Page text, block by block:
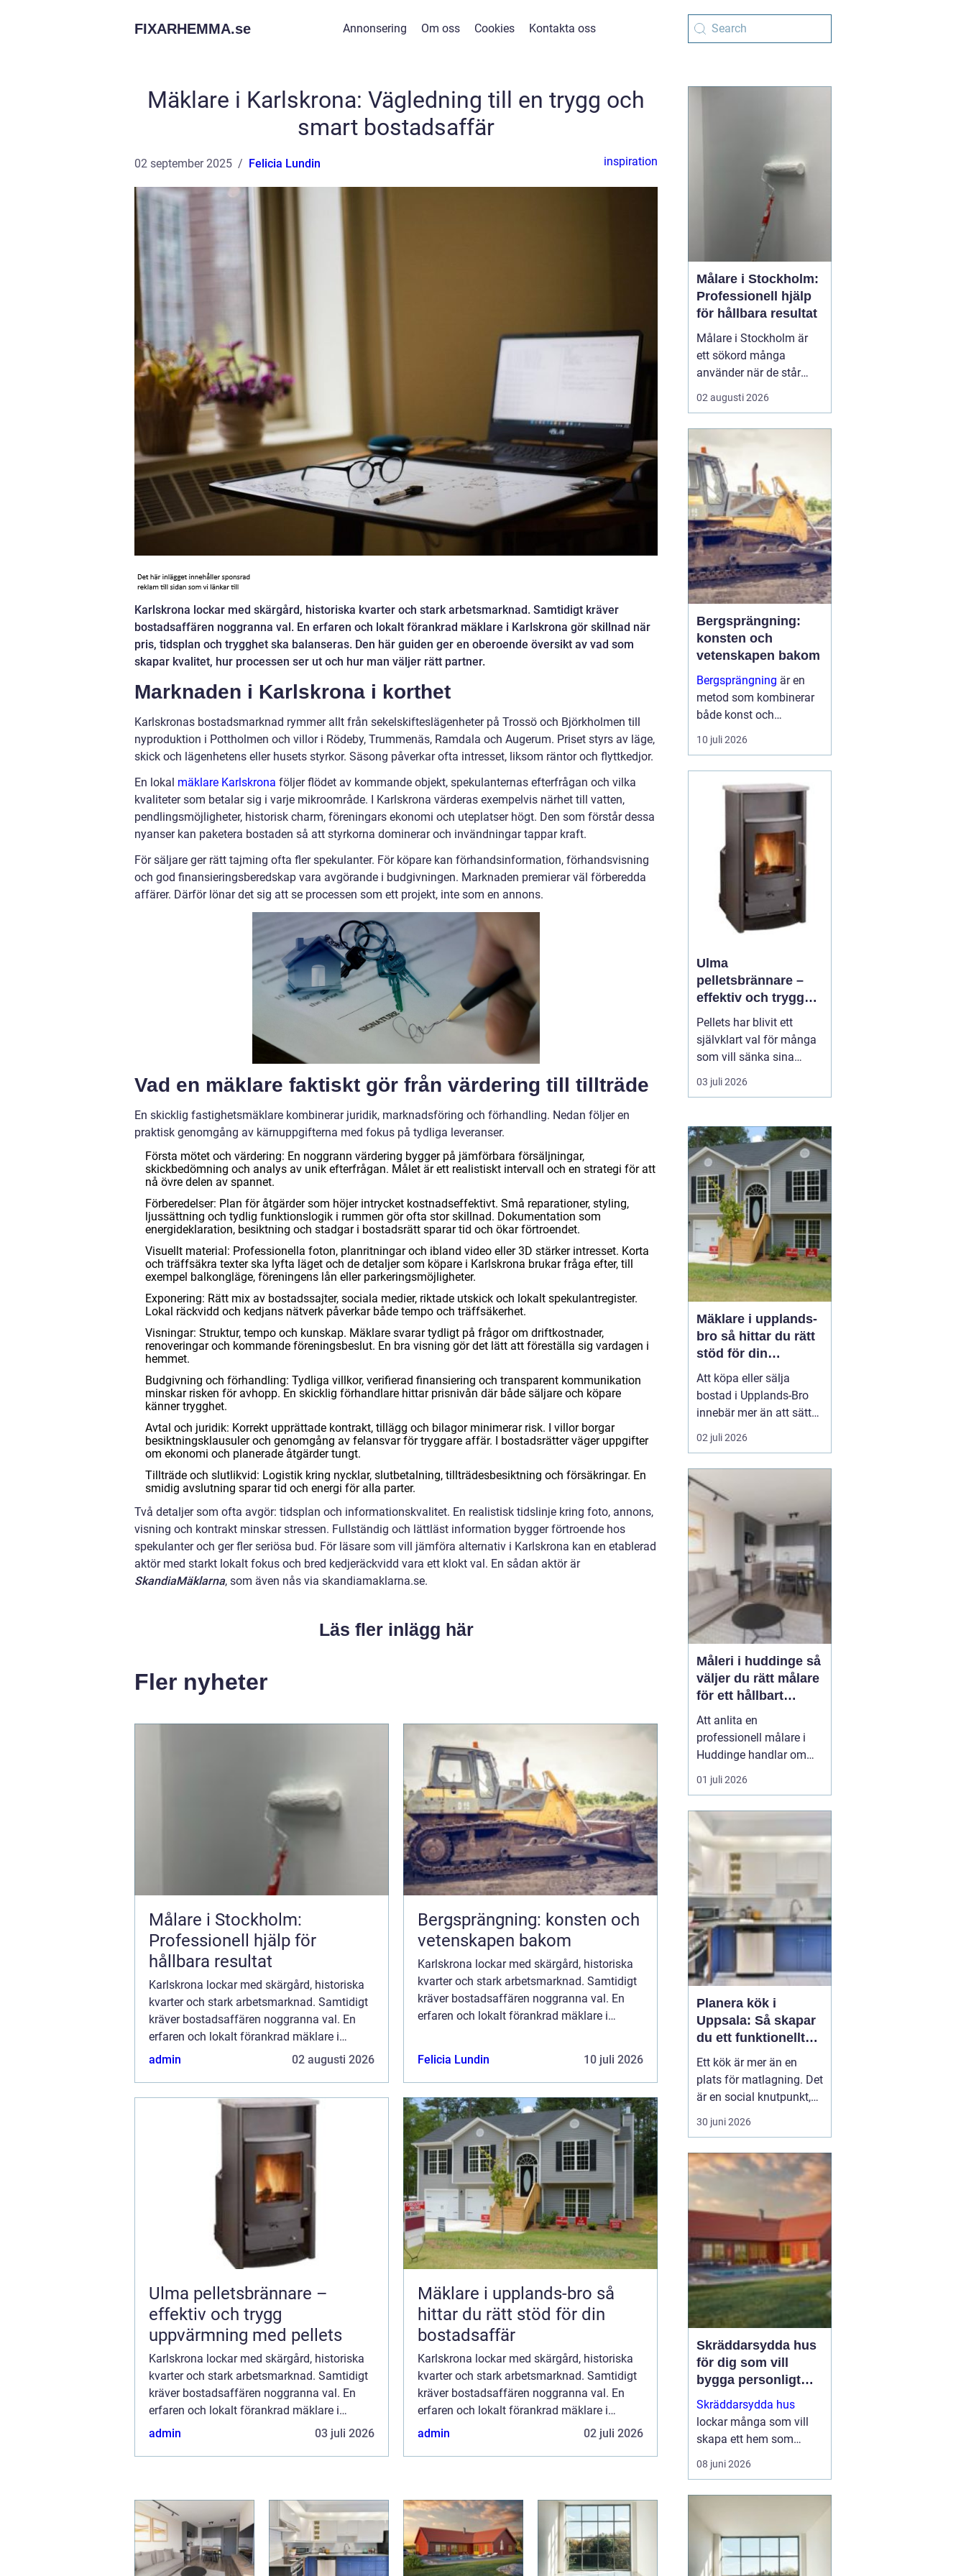
FIXARHEMMA.se Annonsering Om oss Cookies Kontakta oss
Mäklare i Karlskrona: Vägledning till en trygg och
smart bostadsaffär
02 september 2025 Felicia Lundin inspiration
Karlskrona lockar med skärgård, historiska kvarter och stark arbetsmarknad. Samtidigt kräver
bostadsaffären noggranna val. En erfaren och lokalt förankrad mäklare i Karlskrona gör skillnad när
pris, tidsplan och trygghet ska balanseras. Den här guiden ger en oberoende översikt av vad som
skapar kvalitet, hur processen ser ut och hur man väljer rätt partner.
Marknaden i Karlskrona i korthet
Karlskronas bostadsmarknad rymmer allt från sekelskifteslägenheter på Trossö och Björkholmen till
nyproduktion i Pottholmen och villor i Rödeby, Trummenäs, Ramdala och Augerum. Priset styrs av läge,
skick och lägenhetens eller husets styrkor. Säsong påverkar ofta intresset, liksom räntor och flyttkedjor.
En lokal mäklare Karlskrona följer flödet av kommande objekt, spekulanternas efterfrågan och vilka
kvaliteter som betalar sig i varje mikroområde. I Karlskrona värderas exempelvis närhet till vatten,
pendlingsmöjligheter, historisk charm, föreningars ekonomi och uteplatser högt. Den som förstår dessa
nyanser kan paketera bostaden så att styrkorna dominerar och invändningar tappar kraft.
För säljare ger rätt tajming ofta fler spekulanter. För köpare kan förhandsinformation, förhandsvisning
och god finansieringsberedskap vara avgörande i budgivningen. Marknaden premierar väl förberedda
affärer. Därför lönar det sig att se processen som ett projekt, inte som en annons.
Vad en mäklare faktiskt gör från värdering till tillträde
En skicklig fastighetsmäklare kombinerar juridik, marknadsföring och förhandling. Nedan följer en
praktisk genomgång av kärnuppgifterna med fokus på tydliga leveranser.
Första mötet och värdering: En noggrann värdering bygger på jämförbara försäljningar,
skickbedömning och analys av unik efterfrågan. Målet är ett realistiskt intervall och en strategi för att
nå övre delen av spannet.
Förberedelser: Plan för åtgärder som höjer intrycket kostnadseffektivt. Små reparationer, styling,
ljussättning och tydlig funktionslogik i rummen gör ofta stor skillnad. Dokumentation som
energideklaration, besiktning och stadgar i bostadsrätt sparar tid och ökar förtroendet.
Visuellt material: Professionella foton, planritningar och ibland video eller 3D stärker intresset. Korta
och träffsäkra texter ska lyfta läget och de detaljer som köpare i Karlskrona brukar fråga efter, till
exempel balkongläge, föreningens lån eller parkeringsmöjligheter.
Exponering: Rätt mix av bostadssajter, sociala medier, riktade utskick och lokalt spekulantregister.
Lokal räckvidd och kedjans nätverk påverkar både tempo och träffsäkerhet.
Visningar: Struktur, tempo och kunskap. Mäklare svarar tydligt på frågor om driftkostnader,
renoveringar och kommande föreningsbeslut. En bra visning gör det lätt att föreställa sig vardagen i
hemmet.
Budgivning och förhandling: Tydliga villkor, verifierad finansiering och transparent kommunikation
minskar risken för avhopp. En skicklig förhandlare hittar prisnivån där både säljare och köpare
känner trygghet.
Avtal och juridik: Korrekt upprättade kontrakt, tillägg och bilagor minimerar risk. I villor borgar
besiktningsklausuler och genomgång av felansvar för tryggare affär. I bostadsrätter väger uppgifter
om ekonomi och planerade åtgärder tungt.
Tillträde och slutlikvid: Logistik kring nycklar, slutbetalning, tillträdesbesiktning och försäkringar. En
smidig avslutning sparar tid och energi för alla parter.
Två detaljer som ofta avgör: tidsplan och informationskvalitet. En realistisk tidslinje kring foto, annons,
visning och kontrakt minskar stressen. Fullständig och lättläst information bygger förtroende hos
spekulanter och ger fler seriösa bud. För läsare som vill jämföra alternativ i Karlskrona kan en etablerad
aktör med starkt lokalt fokus och bred kedjeräckvidd vara ett klokt val. En sådan aktör är
SkandiaMäklarna, som även nås via skandiamaklarna.se.
Läs fler inlägg här
Fler nyheter
Målare i Stockholm:
Professionell hjälp för
hållbara resultat
Karlskrona lockar med skärgård, historiska
kvarter och stark arbetsmarknad. Samtidigt
kräver bostadsaffären noggranna val. En
erfaren och lokalt förankrad mäklare i
Karlskrona gör skillnad när pris, tidsplan o...
admin 02 augusti 2026
Bergsprängning: konsten och
vetenskapen bakom
Karlskrona lockar med skärgård, historiska
kvarter och stark arbetsmarknad. Samtidigt
kräver bostadsaffären noggranna val. En
erfaren och lokalt förankrad mäklare i
Felicia Lundin
10 juli 2026
Ulma pelletsbrännare –
effektiv och trygg
uppvärmning med pellets
Karlskrona lockar med skärgård, historiska
kvarter och stark arbetsmarknad. Samtidigt
kräver bostadsaffären noggranna val. En
erfaren och lokalt förankrad mäklare i
Karlskrona gör skillnad när pris, tidsplan o...
admin 03 juli 2026
Mäklare i upplands-bro så
hittar du rätt stöd för din
bostadsaffär
Karlskrona lockar med skärgård, historiska
kvarter och stark arbetsmarknad. Samtidigt
kräver bostadsaffären noggranna val. En
erfaren och lokalt förankrad mäklare i
Karlskrona gör skillnad när pris, tidsplan o...
admin 02 juli 2026
Målare i Stockholm:
Professionell hjälp
för hållbara resultat
Målare i Stockholm är
ett sökord många
använder när de står
inför ett större eller
mindre måleriprojekt i
och vill hitta en trygg
fackman. När en bostad,
lokal el...
02 augusti 2026
Bergsprängning:
konsten och
vetenskapen bakom
Bergsprängning är en
metod som kombinerar
både konst och
vetenskap för att bryta
ner och avlägsna
stadsmiljöerna och
Stockholm spelar
10 juli 2026
Ulma
pelletsbrännare –
effektiv och trygg
uppvärmning med
pellets
Pellets har blivit ett
självklart val för många
som vill sänka sina
uppvärmningskostnader
och samtidigt minska
modern pelletsbrännare
ger hög verkningsgrad,
jämn värme och rel...
03 juli 2026
Mäklare i upplands-
bro så hittar du rätt
stöd för din
bostadsaffär
Att köpa eller sälja
bostad i Upplands-Bro
innebär mer än att sätta
upp en annons och
vänta in bud. Marknaden
dynamik, särskilt med
närheten till Mälaren,
pendeltåg mot
Stockholm och en
blandning av villor,
radhus, bostadsrätter
oc...
02 juli 2026
Måleri i huddinge så
väljer du rätt målare
för ett hållbart
resultat
Att anlita en
professionell målare i
Huddinge handlar om
mycket mer än att få nya
färger på väggarna. Det
kvalitet och ett resultat
som håller i många år.
Med rätt målerifirma kan
du höja värdet på din
bostad, skapa ett
trivsamt ...
01 juli 2026
Planera kök i
Uppsala: Så skapar
du ett funktionellt
och hållbart kök
Ett kök är mer än en
plats för matlagning. Det
är en social knutpunkt,
en arbetsplats och ofta
hemmets mest använda
ser över sitt kök i
Uppsala handlar det
därför säl...
30 juni 2026
Skräddarsydda hus
för dig som vill
bygga personligt
och hållbart
Skräddarsydda hus
lockar många som vill
skapa ett hem som
verkligen speglar deras
liv, smak och vardag.
genomtä...
08 juni 2026